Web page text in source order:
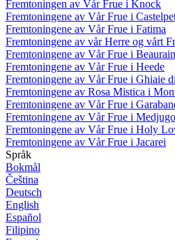
Fremtoningen av Vår Frue i Knock
Fremtoningene av Vår Frue i
Fremtoningene av Vår Frue i Fatima
Fremtoningene av vår Herre og vårt
Fremtoningene av Vår Frue i
Fremtoningene av Vår Frue i Heede
Fremtoningene av Vår Frue i Ghiaie
Fremtoningene av Rosa Mistica i
Fremtoningene av Vår Frue i
Fremtoningene av Vår Frue i
Fremtoningene av Vår Frue i Holy
Fremtoningene av Vår Frue i Jacarei
Språk
Bokmål
Čeština
Deutsch
English
Español
Filipino